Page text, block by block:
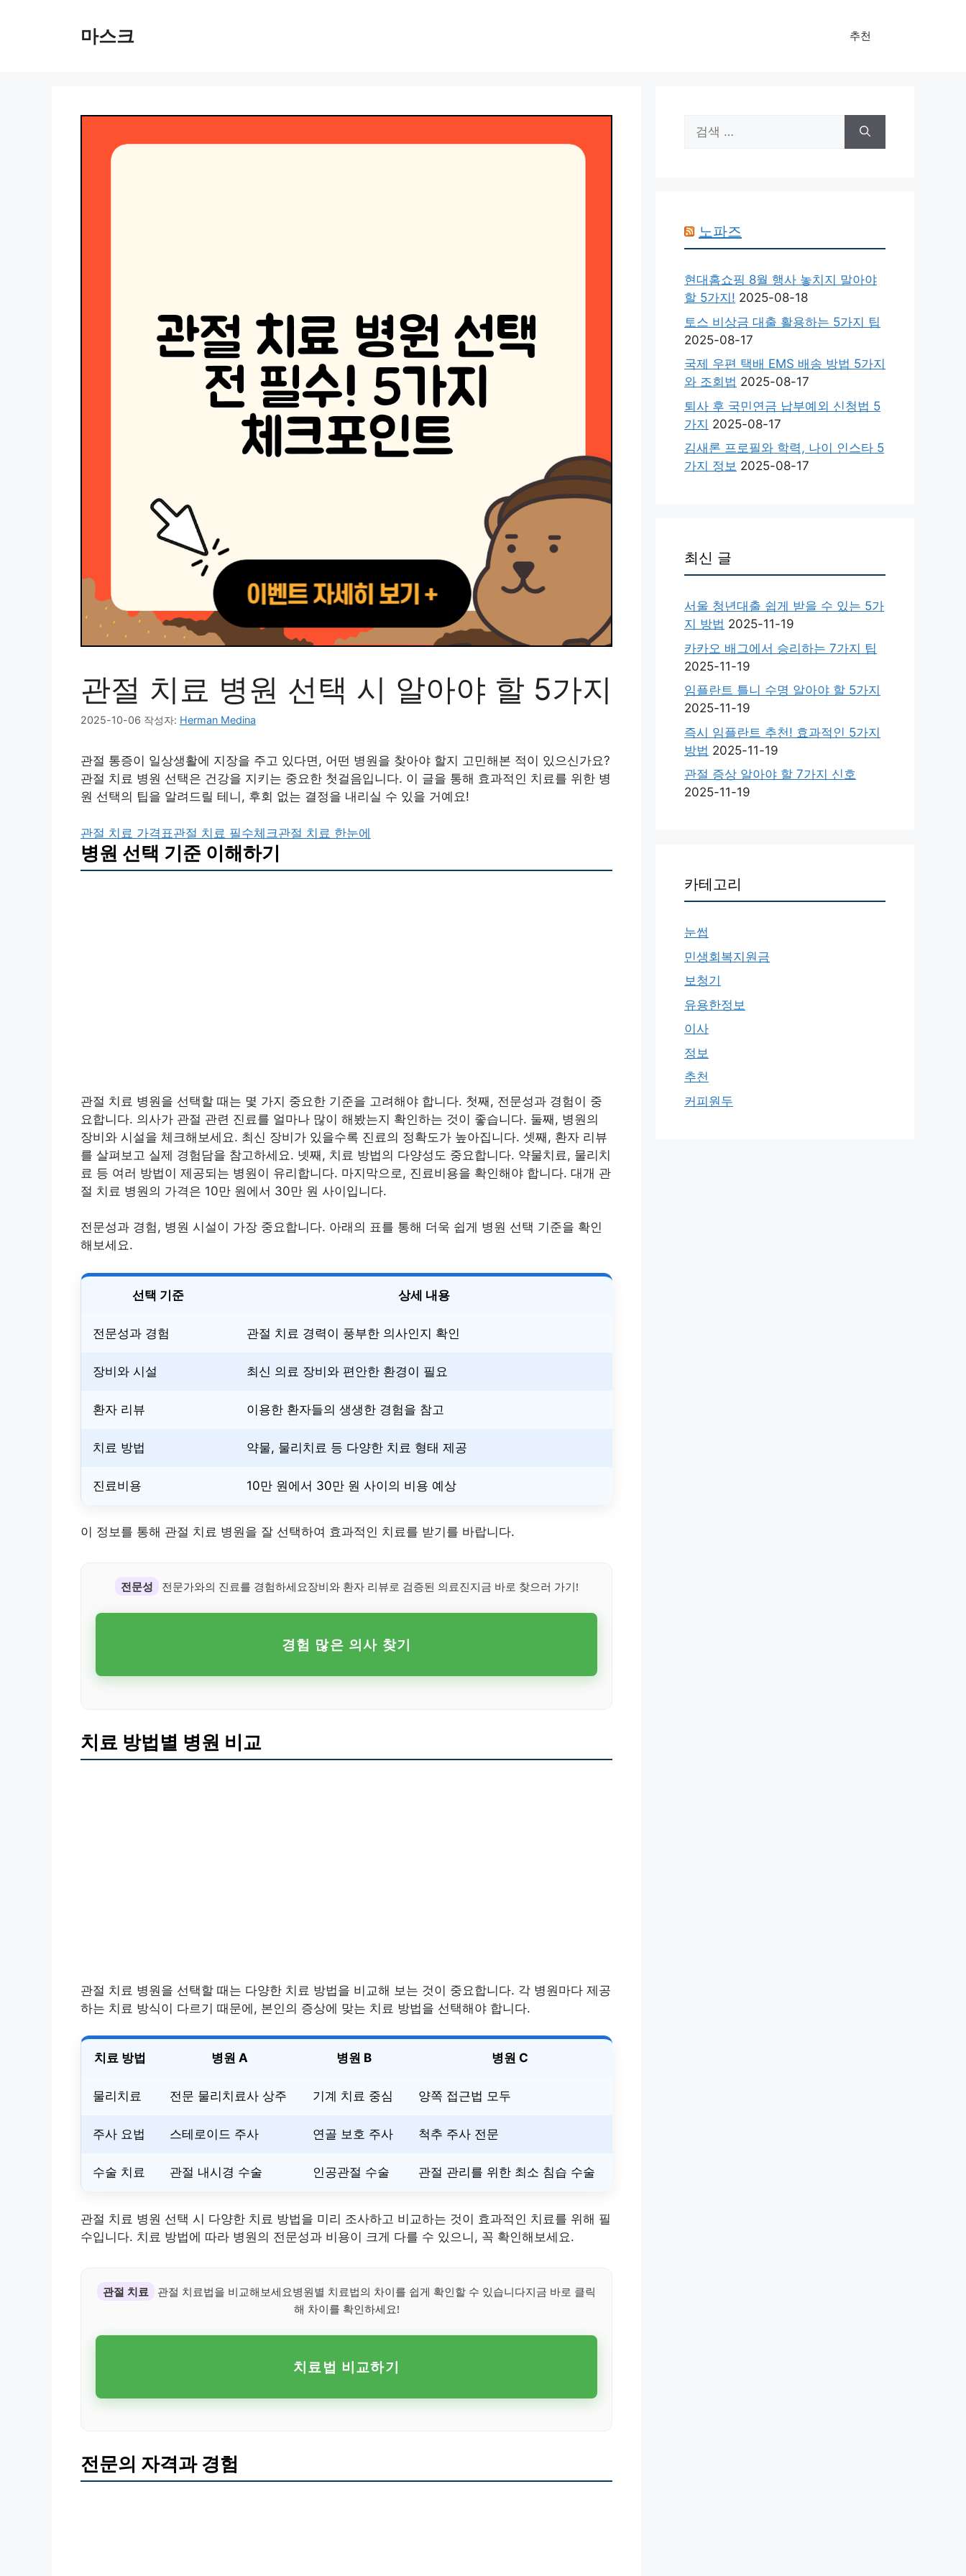
마스크 추천
관절 치료 병원 선택 시 알아야 할 5가지
2025-10-06 작성자: Herman Medina
관절 통증이 일상생활에 지장을 주고 있다면, 어떤 병원을 찾아야 할지 고민해본 적이 있으신가요?
관절 치료 병원 선택은 건강을 지키는 중요한 첫걸음입니다. 이 글을 통해 효과적인 치료를 위한 병
원 선택의 팁을 알려드릴 테니, 후회 없는 결정을 내리실 수 있을 거예요!
관절 치료 가격표관절 치료 필수체크관절 치료 한눈에
병원 선택 기준 이해하기
관절 치료 병원을 선택할 때는 몇 가지 중요한 기준을 고려해야 합니다. 첫째, 전문성과 경험이 중
요합니다. 의사가 관절 관련 진료를 얼마나 많이 해봤는지 확인하는 것이 좋습니다. 둘째, 병원의
장비와 시설을 체크해보세요. 최신 장비가 있을수록 진료의 정확도가 높아집니다. 셋째, 환자 리뷰
를 살펴보고 실제 경험담을 참고하세요. 넷째, 치료 방법의 다양성도 중요합니다. 약물치료, 물리치
료 등 여러 방법이 제공되는 병원이 유리합니다. 마지막으로, 진료비용을 확인해야 합니다. 대개 관
절 치료 병원의 가격은 10만 원에서 30만 원 사이입니다.
전문성과 경험, 병원 시설이 가장 중요합니다. 아래의 표를 통해 더욱 쉽게 병원 선택 기준을 확인
해보세요.
선택 기준 상세 내용
전문성과 경험 관절 치료 경력이 풍부한 의사인지 확인
장비와 시설 최신 의료 장비와 편안한 환경이 필요
환자 리뷰 이용한 환자들의 생생한 경험을 참고
치료 방법 약물, 물리치료 등 다양한 치료 형태 제공
진료비용 10만 원에서 30만 원 사이의 비용 예상
이 정보를 통해 관절 치료 병원을 잘 선택하여 효과적인 치료를 받기를 바랍니다.
전문성 전문가와의 진료를 경험하세요장비와 환자 리뷰로 검증된 의료진지금 바로 찾으러 가기!
경험 많은 의사 찾기
치료 방법별 병원 비교
관절 치료 병원을 선택할 때는 다양한 치료 방법을 비교해 보는 것이 중요합니다. 각 병원마다 제공
하는 치료 방식이 다르기 때문에, 본인의 증상에 맞는 치료 방법을 선택해야 합니다.
치료 방법 병원 A 병원 B 병원 C
물리치료 전문 물리치료사 상주 기계 치료 중심 양쪽 접근법 모두
주사 요법 스테로이드 주사 연골 보호 주사 척추 주사 전문
수술 치료 관절 내시경 수술 인공관절 수술 관절 관리를 위한 최소 침습 수술
관절 치료 병원 선택 시 다양한 치료 방법을 미리 조사하고 비교하는 것이 효과적인 치료를 위해 필
수입니다. 치료 방법에 따라 병원의 전문성과 비용이 크게 다를 수 있으니, 꼭 확인해보세요.
관절 치료
관절 치료법을 비교해보세요병원별 치료법의 차이를 쉽게 확인할 수 있습니다지금 바로 클릭
해 차이를 확인하세요!
치료법 비교하기
전문의 자격과 경험
색:
노파즈
현대홈쇼핑 8월 행사 놓치지 말아야
할 5가지! 2025-08-18
토스 비상금 대출 활용하는 5가지 팁
2025-08-17
국제 우편 택배 EMS 배송 방법 5가지
와 조회법 2025-08-17
퇴사 후 국민연금 납부예외 신청법 5
가지 2025-08-17
김새론 프로필와 학력, 나이 인스타 5
가지 정보 2025-08-17
최신 글
서울 청년대출 쉽게 받을 수 있는 5가
지 방법 2025-11-19
카카오 배그에서 승리하는 7가지 팁
2025-11-19
임플란트 틀니 수명 알아야 할 5가지
2025-11-19
즉시 임플란트 추천! 효과적인 5가지
방법 2025-11-19
관절 증상 알아야 할 7가지 신호
2025-11-19
카테고리
눈썹
민생회복지원금
보청기
유용한정보
이사
정보
추천
커피원두